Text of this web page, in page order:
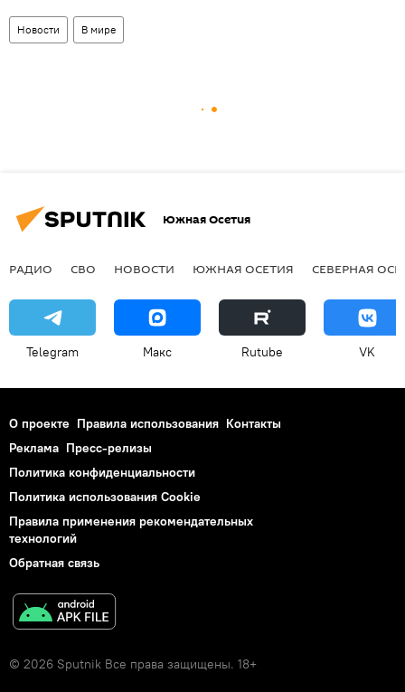
Новости В мире
Южная Осетия
РАДИО СВО НОВОСТИ ЮЖНАЯ ОСЕТИЯ СЕВЕРНАЯ
Telegram Макс Rutube VK
О проекте Правила использования Контакты
Реклама Пресс-релизы
Политика конфиденциальности
Политика использования Cookie
Правила применения рекомендательных
технологий
Обратная связь
© 2026 Sputnik Все права защищены. 18+